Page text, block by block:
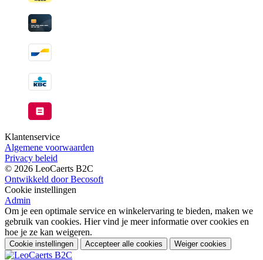
Klantenservice
Algemene voorwaarden
Privacy beleid
© 2026 LeoCaerts B2C
Ontwikkeld door Becosoft
Cookie instellingen
Admin
Om je een optimale service en winkelervaring te bieden, maken we
gebruik van cookies. Hier vind je meer informatie over cookies en
hoe je ze kan weigeren.
Cookie instellingen Accepteer alle cookies Weiger cookies